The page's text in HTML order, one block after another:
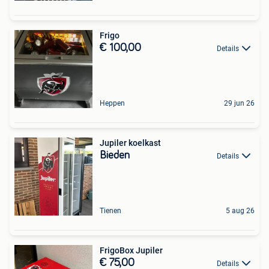
Frigo
€ 100,00 Details
Heppen 29 jun 26
Jupiler koelkast
Bieden Details
Tienen 5 aug 26
FrigoBox Jupiler
€ 75,00 Details